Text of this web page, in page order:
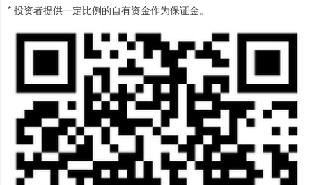
* 投资者提供一定比例的自有资金作为保证金。